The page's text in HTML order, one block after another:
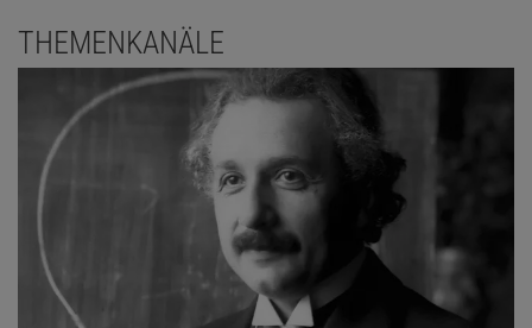
THEMENKANÄLE